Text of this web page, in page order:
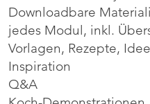
Downloadbare
jedes Modul, inkl.
Vorlagen, Rezepte,
Inspiration
Q&A